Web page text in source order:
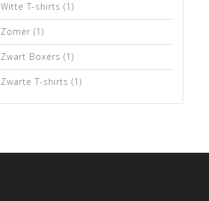
Witte T-shirts (1)
Zomer (1)
Zwart Boxers (1)
Zwarte T-shirts (1)